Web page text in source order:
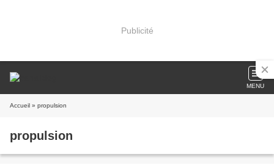
Publicité
MENU
Accueil » propulsion
propulsion